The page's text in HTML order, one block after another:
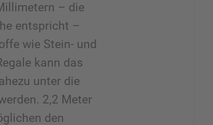
– die
entspricht –
wie Stein- und
kann das
unter die
2,2 Meter
den